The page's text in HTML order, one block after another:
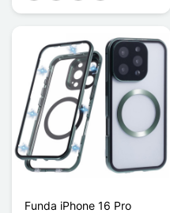
Funda iPhone 16 Pro